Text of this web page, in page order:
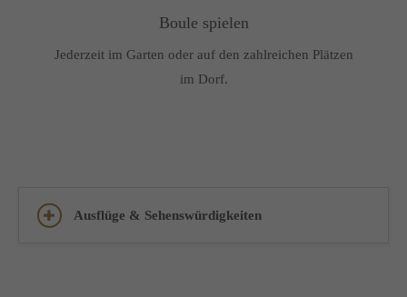
Boule spielen
Jederzeit im Garten oder auf den zahlreichen Plätzen
im Dorf.
Ausflüge & Sehenswürdigkeiten